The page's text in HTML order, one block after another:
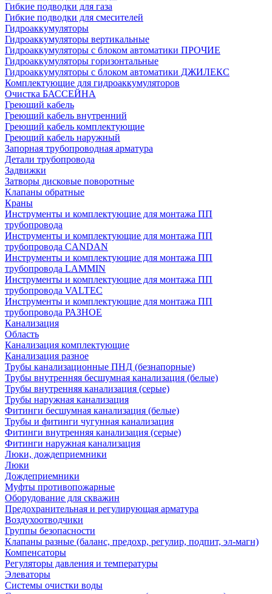
Гибкие подводки для газа
Гибкие подводки для смесителей
Гидроаккумуляторы
Гидроаккумуляторы вертикальные
Гидроаккумуляторы с блоком автоматики ПРОЧИЕ
Гидроаккумуляторы горизонтальные
Гидроаккумуляторы с блоком автоматики ДЖИЛЕКС
Комплектующие для гидроаккумуляторов
Очистка БАССЕЙНА
Греющий кабель
Греющий кабель внутренний
Греющий кабель комплектующие
Греющий кабель наружный
Запорная трубопроводная арматура
Детали трубопровода
Задвижки
Затворы дисковые поворотные
Клапаны обратные
Краны
Инструменты и комплектующие для монтажа ПП
трубопровода
Инструменты и комплектующие для монтажа ПП
трубопровода CANDAN
Инструменты и комплектующие для монтажа ПП
трубопровода LAMMIN
Инструменты и комплектующие для монтажа ПП
трубопровода VALTEC
Инструменты и комплектующие для монтажа ПП
трубопровода РАЗНОЕ
Канализация
Область
Канализация комплектующие
Канализация разное
Трубы канализационные ПНД (безнапорные)
Трубы внутренняя бесшумная канализация (белые)
Трубы внутренняя канализация (серые)
Трубы наружная канализация
Фитинги бесшумная канализация (белые)
Трубы и фитинги чугунная канализация
Фитинги внутренняя канализация (серые)
Фитинги наружная канализация
Люки, дождеприемники
Люки
Дождеприемники
Муфты противопожарные
Оборудование для скважин
Предохранительная и регулирующая арматура
Воздухоотводчики
Группы безопасности
Клапаны разные (баланс, предохр, регулир, подпит, эл-магн)
Компенсаторы
Регуляторы давления и температуры
Элеваторы
Системы очистки воды